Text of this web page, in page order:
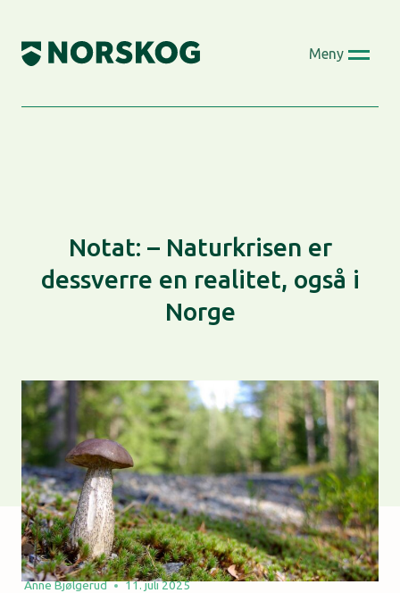
content
Meny
Notat: – Naturkrisen er
dessverre en realitet, også i
Norge
Anne Bjølgerud 11. juli 2025